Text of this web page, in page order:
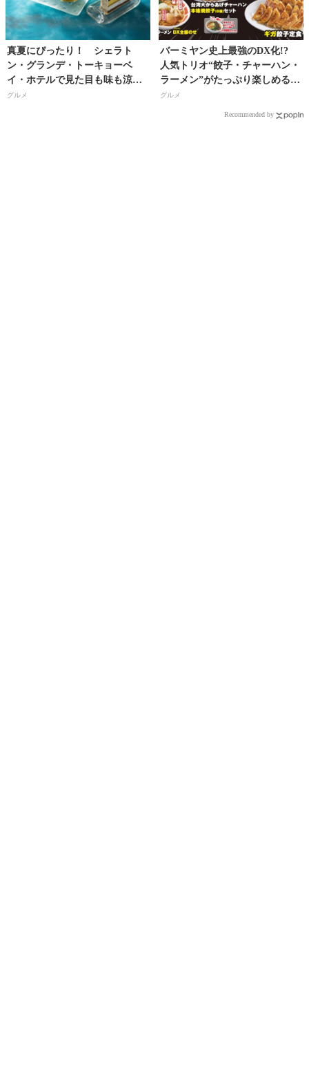
真夏にぴったり！ シェラト
ン・グランデ・トーキョーベ
イ・ホテルで見た目も味も涼や
かなトロピカルフルーツスイー
グルメ
バーミヤン史上最強のDX化!?
人気トリオ“餃子・チャーハン・
ラーメン”がたっぷり楽しめる
「どーんと！てんこ盛り祭」開
グルメ
Recommended by